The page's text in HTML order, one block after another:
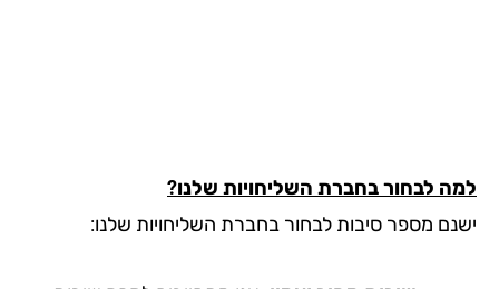
לבחור בחברת השליחויות שלנו?
מספר סיבות לבחור בחברת השליחויות שלנו: